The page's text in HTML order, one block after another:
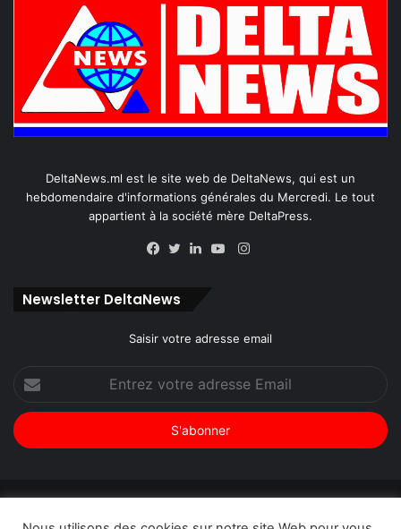
DeltaNews.ml est le site web de DeltaNews, qui est un
hebdomendaire d'informations générales du Mercredi. Le tout
appartient à la société mère DeltaPress.
Instagram
Newsletter DeltaNews
Saisir votre adresse email
votre
adresse
Email